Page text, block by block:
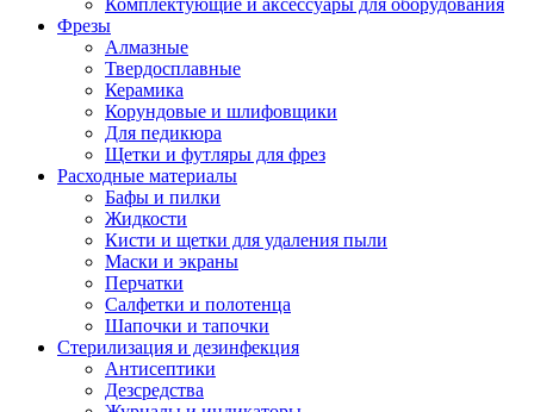
Комплектующие и аксессуары для оборудования
Фрезы
Алмазные
Твердосплавные
Керамика
Корундовые и шлифовщики
Для педикюра
Щетки и футляры для фрез
Расходные материалы
Бафы и пилки
Жидкости
Кисти и щетки для удаления пыли
Маски и экраны
Перчатки
Салфетки и полотенца
Шапочки и тапочки
Стерилизация и дезинфекция
Антисептики
Дезсредства